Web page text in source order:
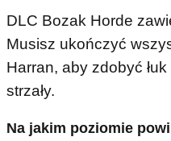
DLC Bozak Horde
Musisz ukończyć
Harran, aby zdobyć
strzały.
Na jakim poziomie